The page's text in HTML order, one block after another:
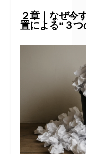
２章｜なぜ今
置による“３